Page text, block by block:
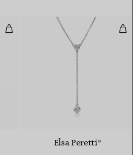
Boucles d'oreilles Maille drapée
Elsa Peretti®